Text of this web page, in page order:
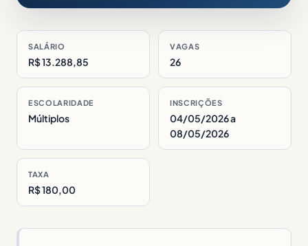
SALÁRIO
R$ 13.288,85
VAGAS
26
ESCOLARIDADE
Múltiplos
INSCRIÇÕES
04/05/2026 a
08/05/2026
TAXA
R$ 180,00